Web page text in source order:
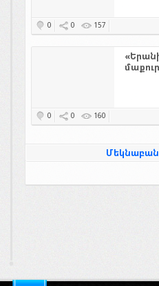
0
0 157
0
0 160